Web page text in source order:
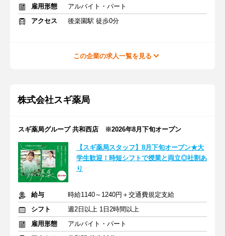
雇用形態
アルバイト・パート
アクセス
後楽園駅 徒歩0分
この企業の求人一覧を見る
株式会社スギ薬局
スギ薬局グループ 共和西店 ※2026年8月下旬オープン
【スギ薬局スタッフ】8月下旬オープン★大
学生歓迎！時短シフトで授業と両立◎社割あ
り
給与
時給1140～1240円＋交通費規定支給
シフト
週2日以上 1日2時間以上
雇用形態
アルバイト・パート